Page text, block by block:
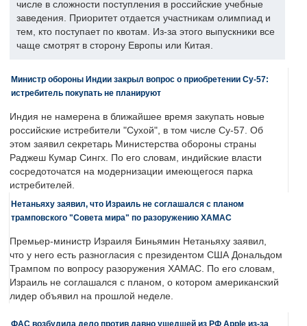
числе в сложности поступления в российские учебные
заведения. Приоритет отдается участникам олимпиад и
тем, кто поступает по квотам. Из-за этого выпускники все
чаще смотрят в сторону Европы или Китая.
Министр обороны Индии закрыл вопрос о приобретении Су-57:
истребитель покупать не планируют
Индия не намерена в ближайшее время закупать новые
российские истребители "Сухой", в том числе Су-57. Об
этом заявил секретарь Министерства обороны страны
Раджеш Кумар Сингх. По его словам, индийские власти
сосредоточатся на модернизации имеющегося парка
истребителей.
Нетаньяху заявил, что Израиль не соглашался с планом
трамповского "Совета мира" по разоружению ХАМАС
Премьер-министр Израиля Биньямин Нетаньяху заявил,
что у него есть разногласия с президентом США Дональдом
Трампом по вопросу разоружения ХАМАС. По его словам,
Израиль не соглашался с планом, о котором американский
лидер объявил на прошлой неделе.
ФАС возбудила дело против давно ушедшей из РФ Apple из-за